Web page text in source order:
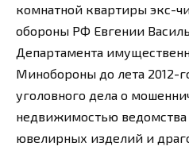
комнатной квартиры экс-
обороны РФ Евгении
Департамента
Минобороны до лета 2012-
уголовного дела о
недвижимостью ведомства
ювелирных изделий и